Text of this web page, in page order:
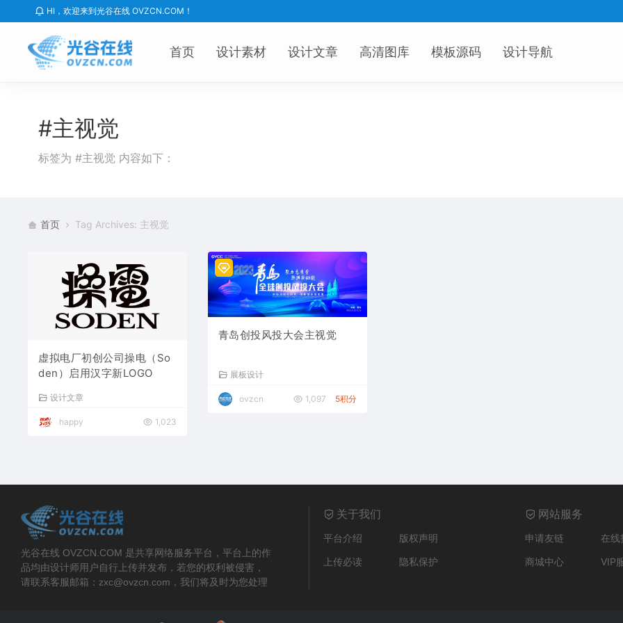
HI，欢迎来到光谷在线 OVZCN.COM！
首页 设计素材 设计文章 高清图库 模板源码 设计导航
#主视觉
标签为 #主视觉 内容如下：
首页 Tag Archives: 主视觉
虚拟电厂初创公司操电（So
den）启用汉字新LOGO
设计文章
happy 1,023
青岛创投风投大会主视觉
展板设计
ovzcn 1,097 5积分
光谷在线 OVZCN.COM 是共享网络服务平台，平台上的作
品均由设计师用户自行上传并发布，若您的权利被侵害，
请联系客服邮箱：zxc@ovzcn.com，我们将及时为您处理
关于我们
平台介绍
版权声明
上传必读
隐私保护
网站服务
申请友链
在线
商城中心
VIP